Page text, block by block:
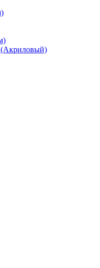
(Акриловый)